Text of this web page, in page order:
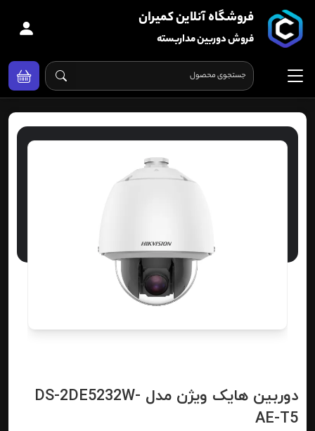
فروشگاه آنلاین کمیران
فروش دوربین مداربسته
دوربین هایک ویژن مدل DS-2DE5232W-
AE-T5